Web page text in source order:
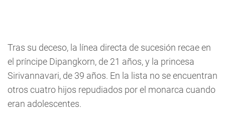
Tras su deceso, la línea directa de sucesión recae en
el príncipe Dipangkorn, de 21 años, y la princesa
Sirivannavari, de 39 años. En la lista no se encuentran
otros cuatro hijos repudiados por el monarca cuando
eran adolescentes.